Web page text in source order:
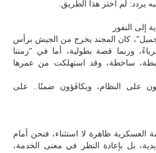
يردد: لم أُختر هذا الطريق.
إلى النفور
كان المجند يخرج من الجيش برأس
وربما قصة بطولية، أما في "زمننا
ساخطة، وقد استهلكت من عمرها
على النظام، ويكافَؤون ضمنًا.. على
ظاهرة لا استثناء، فنحن أمام
بل بإعادة النظر في معنى الخدمة،